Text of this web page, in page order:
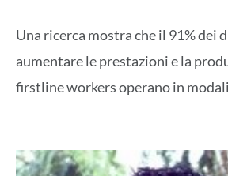
Una ricerca mostra che il 91% dei
aumentare le prestazioni e la
firstline workers operano in